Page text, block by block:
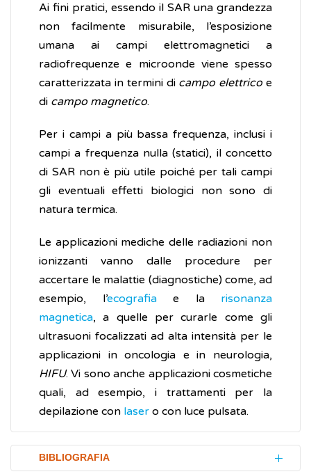
Ai fini pratici, essendo il SAR una grandezza
non facilmente misurabile, l’esposizione
umana ai campi elettromagnetici a
radiofrequenze e microonde viene spesso
caratterizzata in termini di campo elettricoe
di campo magnetico.
Per i campi a più bassa frequenza, inclusi i
campi a frequenza nulla (statici), il concetto
di SAR non è più utile poiché per tali campi
gli eventuali effetti biologici non sono di
natura termica.
Le applicazioni mediche delle radiazioni non
ionizzanti vanno dalle procedure per
accertare le malattie (diagnostiche) come, ad
esempio, l’ecografiae la risonanza
magnetica, a quelle per curarle come gli
ultrasuoni focalizzati ad alta intensità per le
applicazioni in oncologia e in neurologia,
HIFU. Vi sono anche applicazioni cosmetiche
quali, ad esempio, i trattamenti per la
depilazione con laser o con luce pulsata.
BIBLIOGRAFIA